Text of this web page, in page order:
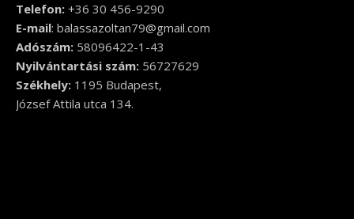
Telefon: +36 30 456-9290
E-mail: balassazoltan79@gmail.com
Adószám: 58096422-1-43
Nyilvántartási szám: 56727629
Székhely: 1195 Budapest,
József Attila utca 134.